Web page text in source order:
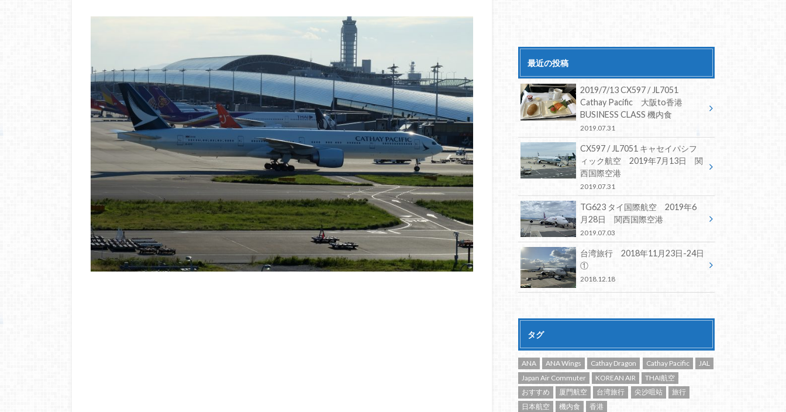
最近の投稿
2019/7/13 CX597 / JL7051
Cathay Pacific 大阪to香港
BUSINESS CLASS 機内食
2019.07.31
CX597 / JL7051 キャセイパシフ
ィック航空 2019年7月13日 関
西国際空港
2019.07.31
TG623 タイ国際航空 2019年6
月28日 関西国際空港
2019.07.03
台湾旅行 2018年11月23日-24日
①
2018.12.18
タグ
ANA ANA Wings Cathay Dragon Cathay Pacific
JAL
Japan Air Commuter
KOREAN AIR
THAI航空
おすすめ
厦門航空 台湾旅行 尖沙咀站
旅行
日本航空
機内食 香港